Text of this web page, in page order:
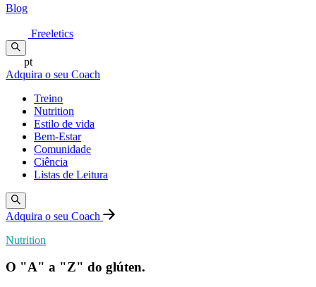
Blog
Freeletics
pt
Adquira o seu Coach
Treino
Nutrition
Estilo de vida
Bem-Estar
Comunidade
Ciência
Listas de Leitura
Adquira o seu Coach
Nutrition
O "A" a "Z" do glúten.